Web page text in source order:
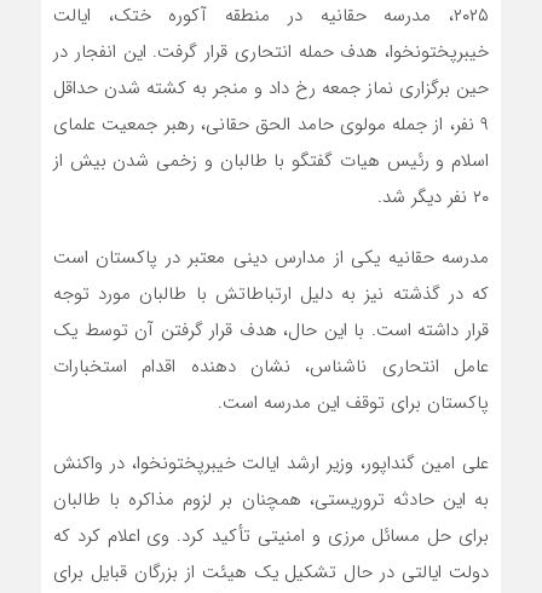
۲۰۲۵، مدرسه حقانیه در منطقه آکوره ختک، ایالت
خیبرپختونخوا، هدف حمله انتحاری قرار گرفت. این انفجار در
حین برگزاری نماز جمعه رخ داد و منجر به کشته شدن حداقل
۹ نفر، از جمله مولوی حامد الحق حقانی، رهبر جمعیت علمای
اسلام و رئیس هیات گفتگو با طالبان و زخمی شدن بیش از
۲۰ نفر دیگر شد.
مدرسه حقانیه یکی از مدارس دینی معتبر در پاکستان است
که در گذشته نیز به دلیل ارتباطاتش با طالبان مورد توجه
قرار داشته است. با این حال، هدف قرار گرفتن آن توسط یک
عامل انتحاری ناشناس، نشان دهنده اقدام استخبارات
پاکستان برای توقف این مدرسه است.
علی امین گنداپور، وزیر ارشد ایالت خیبرپختونخوا، در واکنش
به این حادثه تروریستی، همچنان بر لزوم مذاکره با طالبان
برای حل مسائل مرزی و امنیتی تأکید کرد. وی اعلام کرد که
دولت ایالتی در حال تشکیل یک هیئت از بزرگان قبایل برای